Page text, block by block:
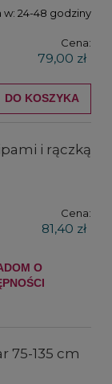
w: 24-48 godziny
Cena:
79,00 zł
DO KOSZYKA
i rączką
Cena:
81,40 zł
O
75-135 cm